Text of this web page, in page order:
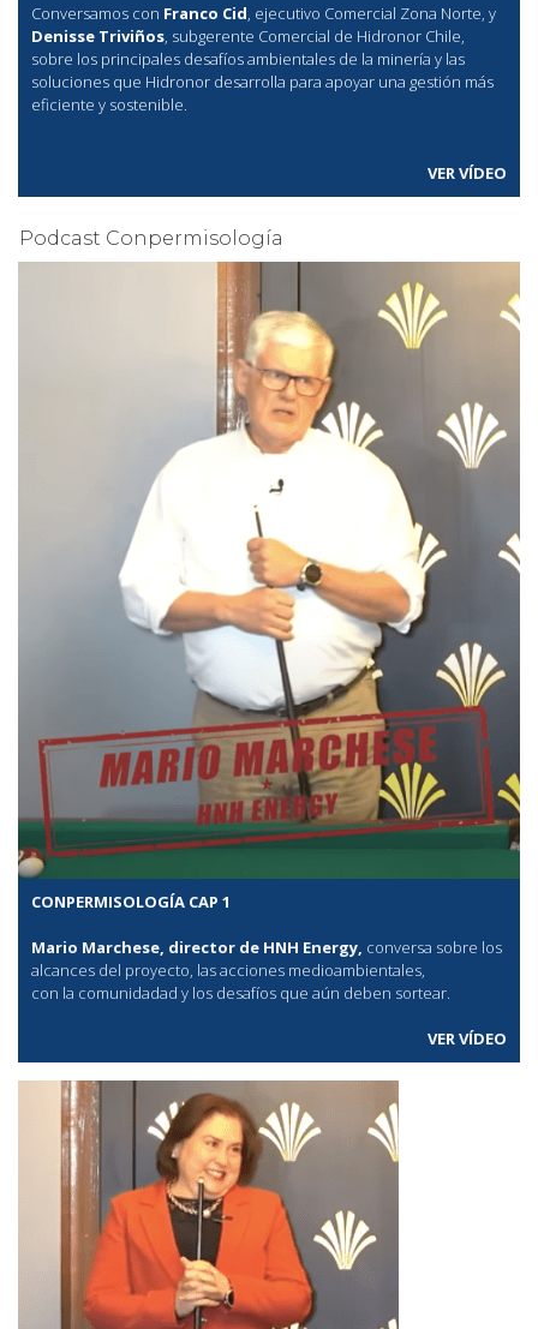
Conversamos con Franco Cid, ejecutivo Comercial Zona Norte, y
Denisse Triviños, subgerente Comercial de Hidronor Chile,
sobre los principales desafíos ambientales de la minería y las
soluciones que Hidronor desarrolla para apoyar una gestión más
eficiente y sostenible.
VER VÍDEO
Podcast Conpermisología
CONPERMISOLOGÍA CAP 1
Mario Marchese, director de HNH Energy, conversa sobre los
alcances del proyecto, las acciones medioambientales,
con la comunidadad y los desafíos que aún deben sortear.
VER VÍDEO